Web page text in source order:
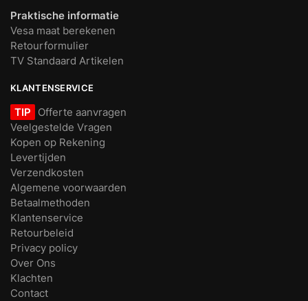
Praktische informatie
Vesa maat berekenen
Retourformulier
TV Standaard Artikelen
KLANTENSERVICE
TIP
Offerte aanvragen
Veelgestelde Vragen
Kopen op Rekening
Levertijden
Verzendkosten
Algemene voorwaarden
Betaalmethoden
Klantenservice
Retourbeleid
Privacy policy
Over Ons
Klachten
Contact